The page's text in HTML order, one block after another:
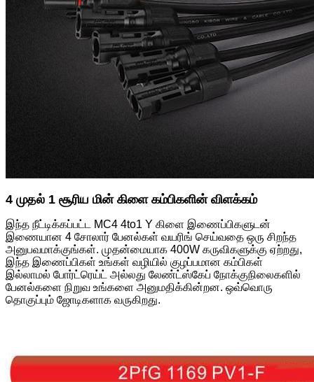
4 முதல் 1 சூரிய மின் கிளை கம்பிகளின் விளக்கம்
இந்த நீட்டிக்கப்பட்ட MC4 4to1 Y கிளை இணைப்பிகளுடன்
இணையான 4 சோலார் பேனல்கள் வயரிங் செய்வதை ஒரு சிறந்த
அனுபவமாக்குங்கள். முதன்மையாக 400W கருவிகளுக்கு ஏற்றது,
இந்த இணைப்பிகள் உங்கள் வழியில் குழப்பமான கம்பிகள்
இல்லாமல் போர்ட்ரெய்ட் அல்லது லேண்ட்ஸ்கேப் நோக்குநிலைகளில்
பேனல்களை நிறுவ உங்களை அனுமதிக்கின்றன. ஒவ்வொரு
தொகுப்பும் ஜோடிகளாக வருகிறது.